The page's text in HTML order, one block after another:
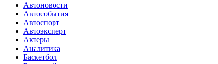
Автоновости
Автособытия
Автоспорт
Автоэксперт
Актеры
Аналитика
Баскетбол